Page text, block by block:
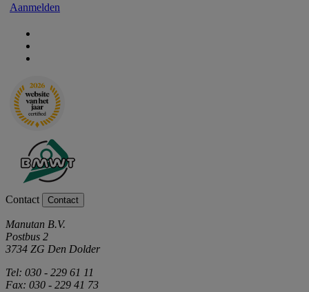
Aanmelden
Contact Contact
Manutan B.V.
Postbus 2
3734 ZG Den Dolder
Tel: 030 - 229 61 11
Fax: 030 - 229 41 73